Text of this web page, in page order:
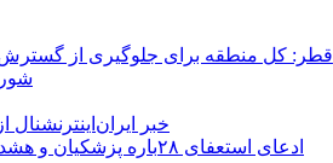
قطر: کل منطقه برای جلوگیری از
خبر
ادعای استعفای ۲۸باره پزشکیان و هشدار مجتبی خامنه‌ای در روایت خرازی؛ رئیس‌جمهور تکذیب کرد